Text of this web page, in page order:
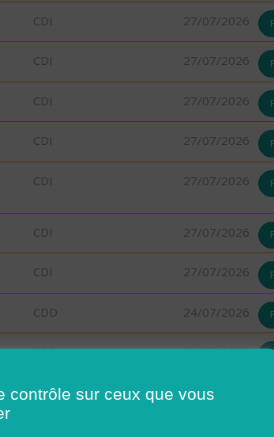
CDI 27/07/2026
CDI 27/07/2026
CDI 27/07/2026
CDI 27/07/2026
CDI 27/07/2026
CDI 27/07/2026
CDI 27/07/2026
CDD 24/07/2026
CDD 24/07/2026
CDI 23/07/2026
contrôle sur ceux que vous